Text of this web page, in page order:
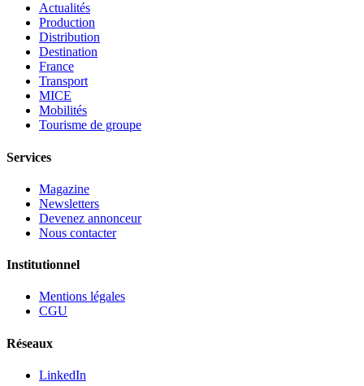
Actualités
Production
Distribution
Destination
France
Transport
MICE
Mobilités
Tourisme de groupe
Services
Magazine
Newsletters
Devenez annonceur
Nous contacter
Institutionnel
Mentions légales
CGU
Réseaux
LinkedIn